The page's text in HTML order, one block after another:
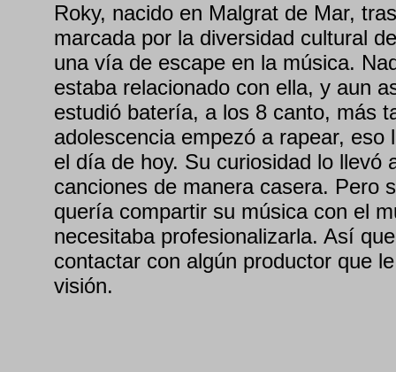
Roky, nacido en Malgrat de Mar,
marcada por la diversidad cultural
una vía de escape en la música.
estaba relacionado con ella, y aun
estudió batería, a los 8 canto, más
adolescencia empezó a rapear, eso
el día de hoy. Su curiosidad lo llevó
canciones de manera casera. Pero
quería compartir su música con el
necesitaba profesionalizarla. Así
contactar con algún productor que
visión.